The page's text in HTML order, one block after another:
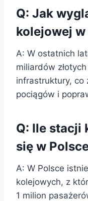
Q: Jak
kolejowej w
A: W ostatnich
miliardów
infrastruktury, co
pociągów i
Q: Ile stacji
się w
A: W Polsce
kolejowych, z
1 milion